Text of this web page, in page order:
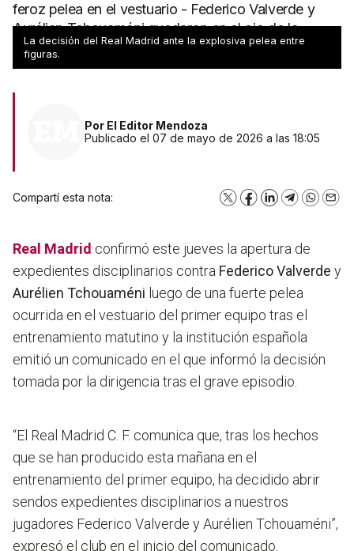
feroz pelea en el vestuario - Federico Valverde y
Aurélien Tchouaméni quedaron en el ojo de la
tormenta
La decisión del Real Madrid ante la explosiva pelea entre
figuras.
Por El Editor Mendoza
Publicado el 07 de mayo de 2026 a las 18:05
Compartí esta nota: X Facebook
LinkedInTelegram
Real Madrid confirmó este jueves la apertura de
expedientes disciplinarios contra Federico Valverde y
Aurélien Tchouaméni luego de una fuerte pelea
ocurrida en el vestuario del primer equipo tras el
entrenamiento matutino y la institución española
emitió un comunicado en el que informó la decisión
tomada por la dirigencia tras el grave episodio.
“El Real Madrid C. F. comunica que, tras los hechos
que se han producido esta mañana en el
entrenamiento del primer equipo, ha decidido abrir
sendos expedientes disciplinarios a nuestros
jugadores Federico Valverde y Aurélien Tchouaméni”,
expresó el club en el inicio del comunicado.